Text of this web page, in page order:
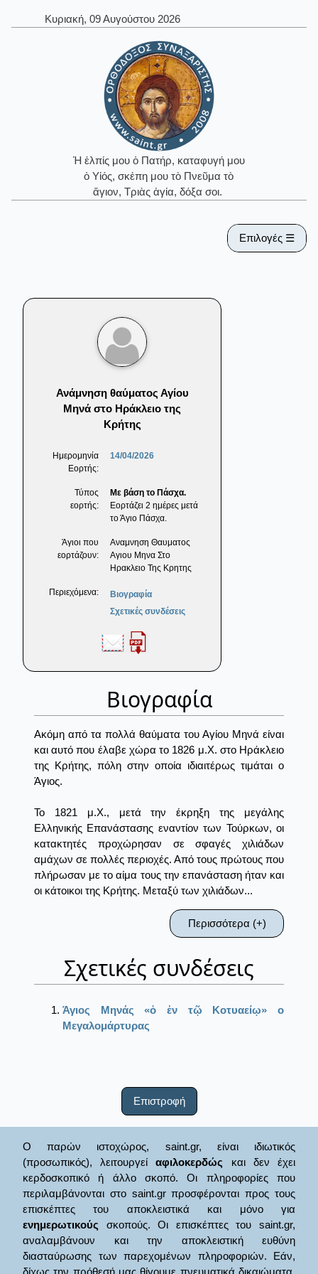
Κυριακή, 09 Αυγούστου 2026
Ἡ ἐλπίς μου ὁ Πατήρ, καταφυγή μου
ὁ Υἱός, σκέπη μου τὸ Πνεῦμα τὸ
ἅγιον, Τριὰς ἁγία, δόξα σοι.
Επιλογές ☰
Ανάμνηση θαύματος Αγίου
Μηνά στο Ηράκλειο της
Κρήτης
Ημερομηνία
Εορτής:
14/04/2026
Τύπος
εορτής:
Με βάση το Πάσχα.
Εορτάζει 2 ημέρες μετά
το Άγιο Πάσχα.
Άγιοι που
εορτάζουν:
Αναμνηση Θαυματος
Αγιου Μηνα Στο
Ηρακλειο Της Κρητης
Περιεχόμενα:
Βιογραφία
Σχετικές συνδέσεις
Βιογραφία
Ακόμη από τα πολλά θαύματα του Αγίου Μηνά είναι
και αυτό που έλαβε χώρα το 1826 μ.Χ. στο Ηράκλειο
της Κρήτης, πόλη στην οποία ιδιαιτέρως τιμάται ο
Άγιος.
Το 1821 μ.Χ., μετά την έκρηξη της μεγάλης
Ελληνικής Επανάστασης εναντίον των Τούρκων, οι
κατακτητές προχώρησαν σε σφαγές χιλιάδων
αμάχων σε πολλές περιοχές. Από τους πρώτους που
πλήρωσαν με το αίμα τους την επανάσταση ήταν και
οι κάτοικοι της Κρήτης. Μεταξύ των χιλιάδων...
Περισσότερα (+)
Σχετικές συνδέσεις
Άγιος Μηνάς «ὁ ἐν τῷ Κοτυαείῳ» ο
Μεγαλομάρτυρας
Επιστροφή
Ο παρών ιστοχώρος, saint.gr, είναι ιδιωτικός
(προσωπικός), λειτουργείαφιλοκερδώς και δεν έχει
κερδοσκοπικό ή άλλο σκοπό. Οι πληροφορίες που
περιλαμβάνονται στο saint.gr προσφέρονται προς τους
επισκέπτες του αποκλειστικά και μόνο για
ενημερωτικούς σκοπούς. Οι επισκέπτες του saint.gr,
αναλαμβάνουν και την αποκλειστική ευθύνη
διασταύρωσης των παρεχομένων πληροφοριών. Εάν,
δίχως την πρόθεσή μας θίγουμε πνευματικά δικαιώματα,